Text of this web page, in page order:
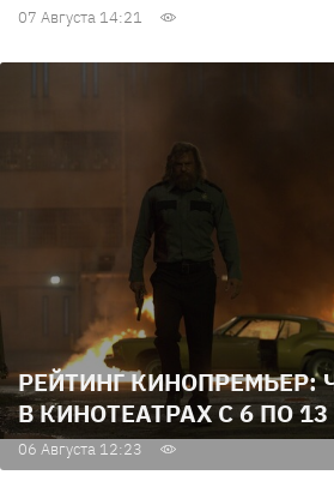
07 Августа 14:21
РЕЙТИНГ КИНОПРЕМЬЕР:
В КИНОТЕАТРАХ С 6 ПО 13
06 Августа 12:23